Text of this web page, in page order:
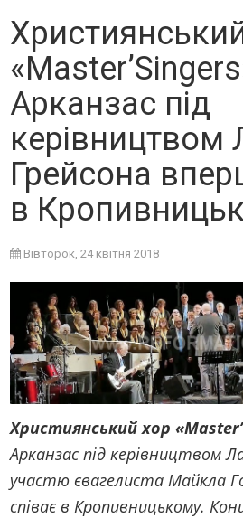
Арканзас під
керівництвом
Грейсона
в
Вівторок, 24 квітня 2018
Християнський хор
Арканзас під керівництвом
участю євагелиста Майкла
співає в Кропивницькому.